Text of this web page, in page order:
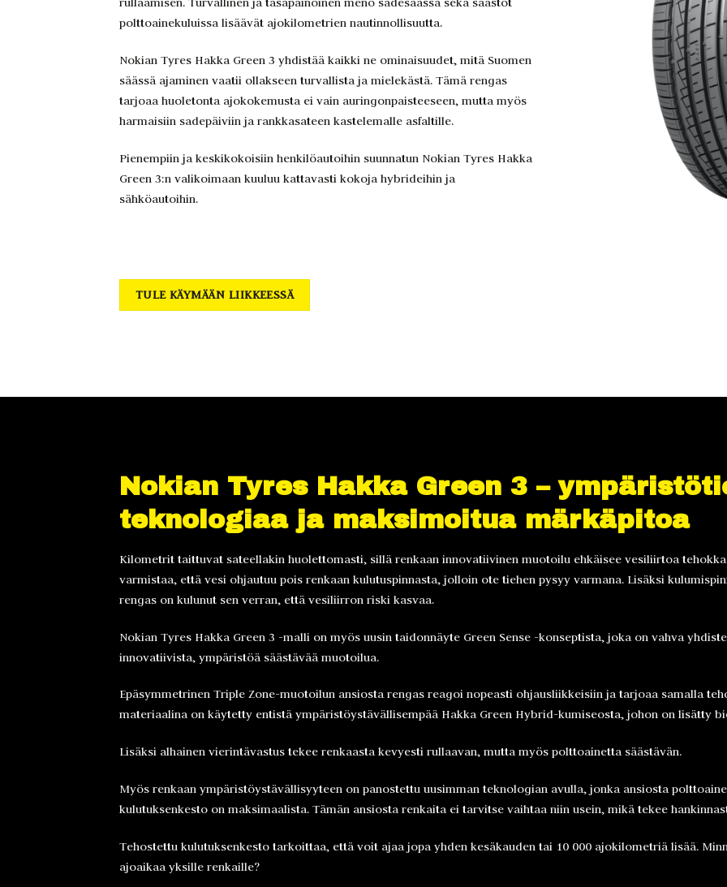
polttoainekuluissa lisäävät ajokilometrien nautinnollisuutta.
Nokian Tyres Hakka Green 3 yhdistää kaikki ne ominaisuudet, mitä Suomen
säässä ajaminen vaatii ollakseen turvallista ja mielekästä. Tämä rengas
tarjoaa huoletonta ajokokemusta ei vain auringonpaisteeseen, mutta myös
harmaisiin sadepäiviin ja rankkasateen kastelemalle asfaltille.
Pienempiin ja keskikokoisiin henkilöautoihin suunnatun Nokian Tyres Hakka
Green 3:n valikoimaan kuuluu kattavasti kokoja hybrideihin ja
sähköautoihin.
TULE KÄYMÄÄN LIIKKEESSÄ
Nokian Tyres Hakka Green 3 –
teknologiaa ja maksimoitua märkäpitoa
Kilometrit taittuvat sateellakin huolettomasti, sillä renkaan innovatiivinen muotoilu ehkäisee vesiliirtoa
varmistaa, että vesi ohjautuu pois renkaan kulutuspinnasta, jolloin ote tiehen pysyy varmana. Lisäksi
rengas on kulunut sen verran, että vesiliirron riski kasvaa.
Nokian Tyres Hakka Green 3 -malli on myös uusin taidonnäyte Green Sense -konseptista, joka on vahva
innovatiivista, ympäristöä säästävää muotoilua.
Epäsymmetrinen Triple Zone-muotoilun ansiosta rengas reagoi nopeasti ohjausliikkeisiin ja tarjoaa samalla
materiaalina on käytetty entistä ympäristöystävällisempää Hakka Green Hybrid-kumiseosta, johon on lisätty
Lisäksi alhainen vierintävastus tekee renkaasta kevyesti rullaavan, mutta myös polttoainetta säästävän.
Myös renkaan ympäristöystävällisyyteen on panostettu uusimman teknologian avulla, jonka ansiosta
kulutuksenkesto on maksimaalista. Tämän ansiosta renkaita ei tarvitse vaihtaa niin usein, mikä tekee
Tehostettu kulutuksenkesto tarkoittaa, että voit ajaa jopa yhden kesäkauden tai 10 000 ajokilometriä lisää.
ajoaikaa yksille renkaille?